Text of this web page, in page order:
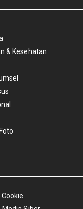
& Kesehatan
Cookie